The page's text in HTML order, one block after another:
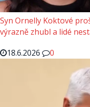
Syn Ornelly Koktové
výrazně zhubl a lidé
18.6.2026
0